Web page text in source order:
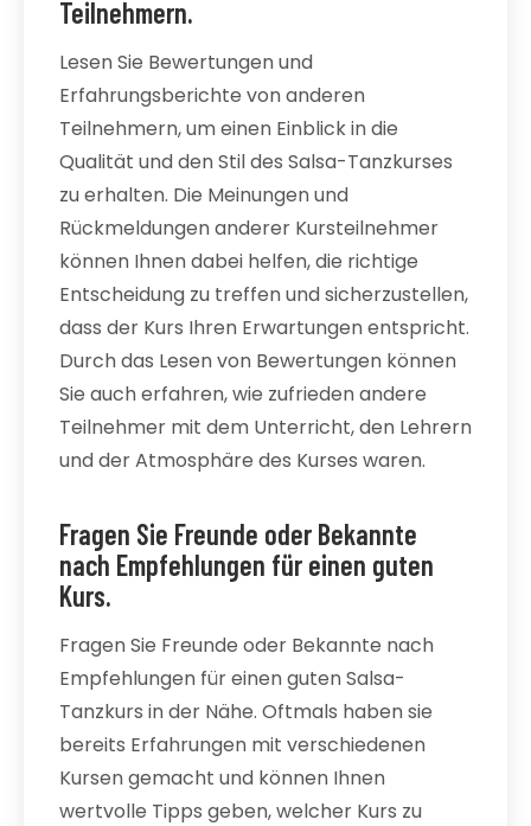
Teilnehmern.
Lesen Sie Bewertungen und
Erfahrungsberichte von anderen
Teilnehmern, um einen Einblick in die
Qualität und den Stil des Salsa-Tanzkurses
zu erhalten. Die Meinungen und
Rückmeldungen anderer Kursteilnehmer
können Ihnen dabei helfen, die richtige
Entscheidung zu treffen und sicherzustellen,
dass der Kurs Ihren Erwartungen entspricht.
Durch das Lesen von Bewertungen können
Sie auch erfahren, wie zufrieden andere
Teilnehmer mit dem Unterricht, den Lehrern
und der Atmosphäre des Kurses waren.
Fragen Sie Freunde oder Bekannte
nach Empfehlungen für einen guten
Kurs.
Fragen Sie Freunde oder Bekannte nach
Empfehlungen für einen guten Salsa-
Tanzkurs in der Nähe. Oftmals haben sie
bereits Erfahrungen mit verschiedenen
Kursen gemacht und können Ihnen
wertvolle Tipps geben, welcher Kurs zu